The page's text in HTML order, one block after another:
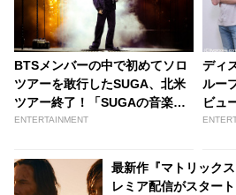
BTSメンバーの中で初めてソロ
ツアーを敢行したSUGA、北米
ツアー終了！「SUGAの音楽性
を表す機会」海外メディアから
ENTERTAINMENT
ディ
ルー
ビュ
に大
最新作『マトリック
レミア配信がスター